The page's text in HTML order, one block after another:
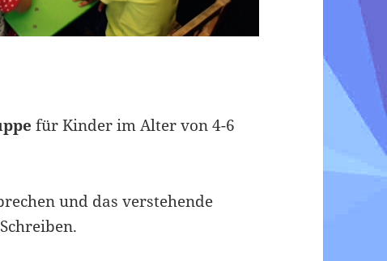
für Kinder im Alter von 4-6
und das verstehende